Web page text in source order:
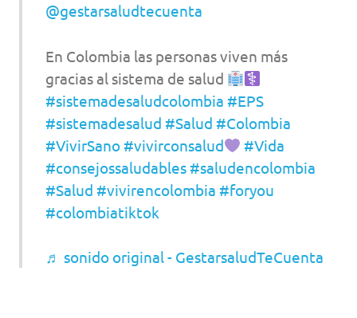
@gestarsaludtecuenta
En Colombia las personas viven más
gracias al sistema de salud
#sistemadesaludcolombia #EPS
#sistemadesalud #Salud #Colombia
#VivirSano #vivirconsalud
#Vida
#consejossaludables #saludencolombia
#Salud #vivirencolombia #foryou
#colombiatiktok
♬ sonido original - GestarsaludTeCuenta